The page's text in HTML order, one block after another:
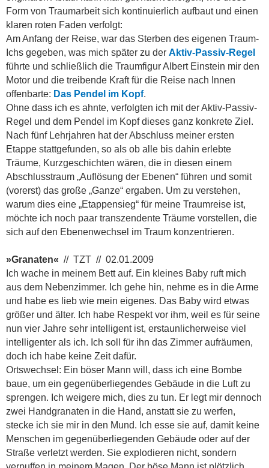
Form von Traumarbeit sich kontinuierlich aufbaut und einen
klaren roten Faden verfolgt:
Am Anfang der Reise, war das Sterben des eigenen Traum-
Ichs gegeben, was mich später zu der Aktiv-Passiv-Regel
führte und schließlich die Traumfigur Albert Einstein mir den
Motor und die treibende Kraft für die Reise nach Innen
offenbarte: Das Pendel im Kopf.
Ohne dass ich es ahnte, verfolgten ich mit der Aktiv-Passiv-
Regel und dem Pendel im Kopf dieses ganz konkrete Ziel.
Nach fünf Lehrjahren hat der Abschluss meiner ersten
Etappe stattgefunden, so als ob alle bis dahin erlebte
Träume, Kurzgeschichten wären, die in diesen einem
Abschlusstraum „Auflösung der Ebenen“ führen und somit
(vorerst) das große „Ganze“ ergaben. Um zu verstehen,
warum dies eine „Etappensieg“ für meine Traumreise ist,
möchte ich noch paar transzendente Träume vorstellen, die
sich auf den Ebenenwechsel im Traum konzentrieren.
»Granaten« // TZT // 02.01.2009
Ich wache in meinem Bett auf. Ein kleines Baby ruft mich
aus dem Nebenzimmer. Ich gehe hin, nehme es in die Arme
und habe es lieb wie mein eigenes. Das Baby wird etwas
größer und älter. Ich habe Respekt vor ihm, weil es für seine
nun vier Jahre sehr intelligent ist, erstaunlicherweise viel
intelligenter als ich. Ich soll für ihn das Zimmer aufräumen,
doch ich habe keine Zeit dafür.
Ortswechsel: Ein böser Mann will, dass ich eine Bombe
baue, um ein gegenüberliegendes Gebäude in die Luft zu
sprengen. Ich weigere mich, dies zu tun. Er legt mir dennoch
zwei Handgranaten in die Hand, anstatt sie zu werfen,
stecke ich sie mir in den Mund. Ich esse sie auf, damit keine
Menschen im gegenüberliegenden Gebäude oder auf der
Straße verletzt werden. Sie explodieren nicht, sondern